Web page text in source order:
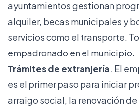
ayuntamientos gestionan
alquiler, becas municipales y
servicios como el transporte.
empadronado en el municipio.
Trámites de extranjería. El
es el primer paso para iniciar
arraigo social, la renovación